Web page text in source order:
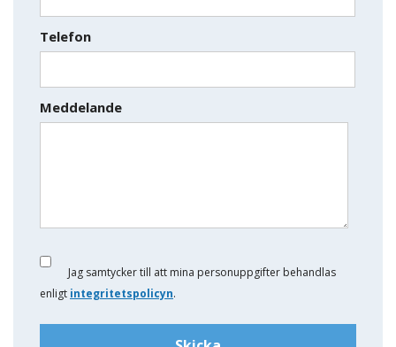
Telefon
Meddelande
Jag samtycker till att mina personuppgifter behandlas
enligt integritetspolicyn.